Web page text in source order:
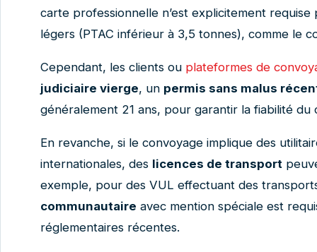
carte professionnelle n’est explicitement
légers (PTAC inférieur à 3,5 tonnes), comme le
Cependant, les clients ou plateformes de
judiciaire vierge, un permis sans malus
généralement 21 ans, pour garantir la fiabilité du
En revanche, si le convoyage implique des
internationales, des licences de transport
exemple, pour des VUL effectuant des
communautaire avec mention spéciale est
réglementaires récentes.